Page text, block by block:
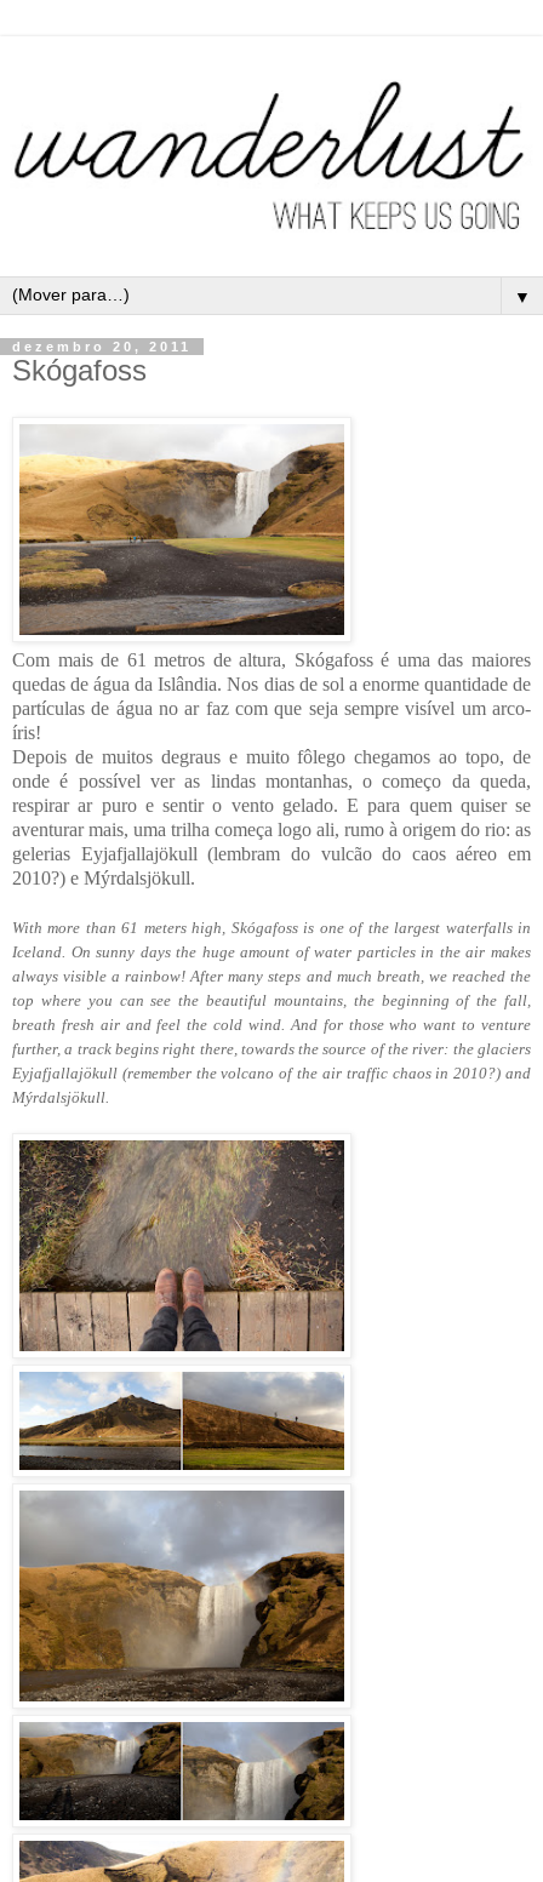
▼
dezembro 20, 2011
Skógafoss
Com mais de 61 metros de altura, Skógafoss é uma das maiores
quedas de água da Islândia. Nos dias de sol a enorme quantidade de
partículas de água no ar faz com que seja sempre visível um arco-
íris!
Depois de muitos degraus e muito fôlego chegamos ao topo, de
onde é possível ver as lindas montanhas, o começo da queda,
respirar ar puro e sentir o vento gelado. E para quem quiser se
aventurar mais, uma trilha começa logo ali, rumo à origem do rio: as
gelerias Eyjafjallajökull (lembram do vulcão do caos aéreo em
2010?) e Mýrdalsjökull.
With more than 61 meters high, Skógafoss is one of the largest waterfalls in
Iceland. On sunny days the huge amount of water particles in the air makes
always visible a rainbow! After many steps and much breath, we reached the
top where you can see the beautiful mountains, the beginning of the fall,
breath fresh air and feel the cold wind. And for those who want to venture
further, a track begins right there, towards the source of the river: the glaciers
Eyjafjallajökull (remember the volcano of the air traffic chaos in 2010?) and
Mýrdalsjökull.